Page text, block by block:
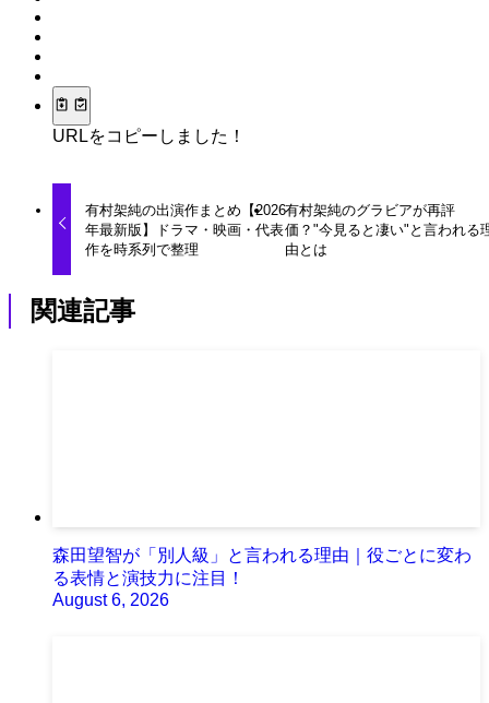
URLをコピーしました！
有村架純の出演作まとめ【2026
年最新版】ドラマ・映画・代表
作を時系列で整理
有村架純のグラビアが再評
価？"今見ると凄い"と言われる
由とは
関連記事
森田望智が「別人級」と言われる理由｜役ごとに変わ
る表情と演技力に注目！
August 6, 2026